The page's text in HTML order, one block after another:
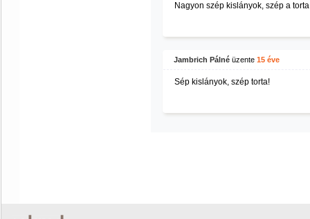
Nagyon szép kislányok, szép a
Jambrich Pálné üzente 15 éve
Sép kislányok, szép torta!